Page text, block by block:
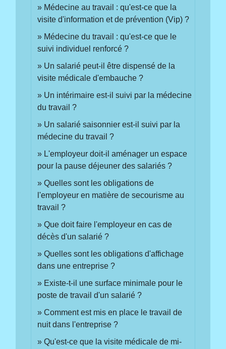
Médecine au travail : qu'est-ce que la
visite d'information et de prévention (Vip) ?
Médecine du travail : qu'est-ce que le
suivi individuel renforcé ?
Un salarié peut-il être dispensé de la
visite médicale d'embauche ?
Un intérimaire est-il suivi par la médecine
du travail ?
Un salarié saisonnier est-il suivi par la
médecine du travail ?
L'employeur doit-il aménager un espace
pour la pause déjeuner des salariés ?
Quelles sont les obligations de
l'employeur en matière de secourisme au
travail ?
Que doit faire l'employeur en cas de
décès d'un salarié ?
Quelles sont les obligations d'affichage
dans une entreprise ?
Existe-t-il une surface minimale pour le
poste de travail d'un salarié ?
Comment est mis en place le travail de
nuit dans l'entreprise ?
Qu'est-ce que la visite médicale de mi-